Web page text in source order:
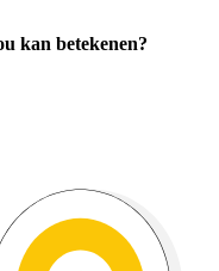
kan betekenen?